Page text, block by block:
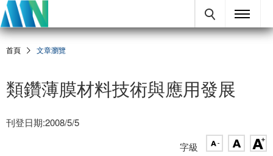
首頁 文章瀏覽
類鑽薄膜材料技術與應用發展
刊登日期:2008/5/5
字級